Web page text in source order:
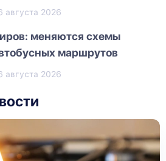
августа 2026
меняются схемы
маршрутов
августа 2026